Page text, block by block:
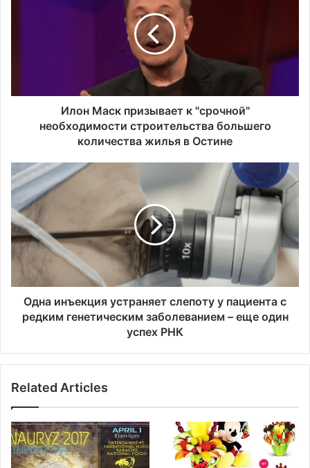
автомобилей на душу населения в США
п
а
е
т
к
"
"
е
х
о
д
Илон Маск призывает к "срочной"
необходимости строительства большего
количества жилья в Остине
д
а
и
н
ъ
к
р
я
е
т
Одна инъекция устраняет слепоту у пациента с
редким генетическим заболеванием – еще один
успех РНК
Related Articles